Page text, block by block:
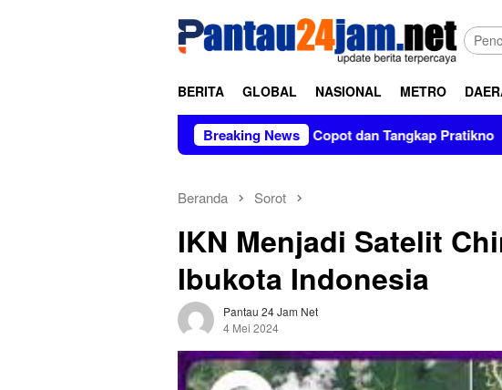
BERITA GLOBAL NASIONAL METRO
Breaking News
Copot dan Tangkap Pratikno IRT
Beranda Sorot
IKN Menjadi Satelit
Ibukota Indonesia
Pantau 24 Jam Net
4 Mei 2024